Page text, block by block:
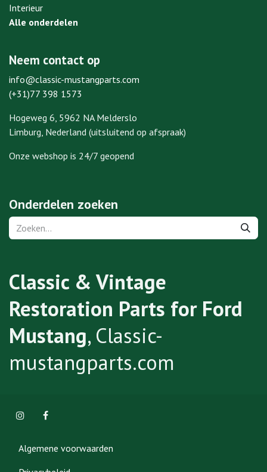
Interieur
Alle onderdelen
Neem contact op
info@classic-mustangparts.com
(+31)77 398 1573
Hogeweg 6, 5962 NA Melderslo
Limburg, Nederland (uitsluitend op afspraak)
Onze webshop is 24/7 geopend
Onderdelen zoeken
Classic & Vintage
Restoration Parts for Ford
Mustang, Classic-
mustangparts.com
Algemene voorwaarden